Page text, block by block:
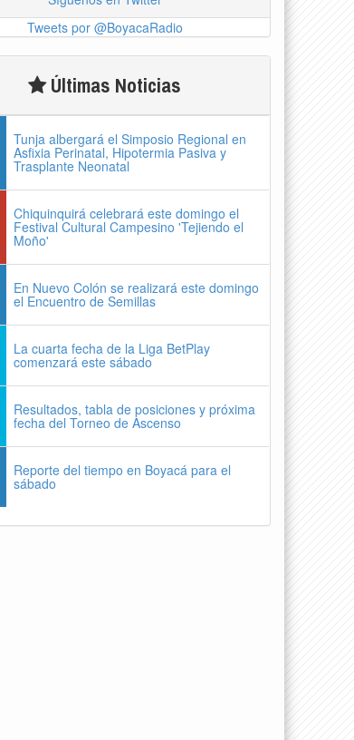
Tweets por @BoyacaRadio
Últimas Noticias
Tunja albergará el Simposio Regional en
Asfixia Perinatal, Hipotermia Pasiva y
Trasplante Neonatal
Chiquinquirá celebrará este domingo el
Festival Cultural Campesino 'Tejiendo el
Moño'
En Nuevo Colón se realizará este domingo
el Encuentro de Semillas
La cuarta fecha de la Liga BetPlay
comenzará este sábado
Resultados, tabla de posiciones y próxima
fecha del Torneo de Ascenso
Reporte del tiempo en Boyacá para el
sábado